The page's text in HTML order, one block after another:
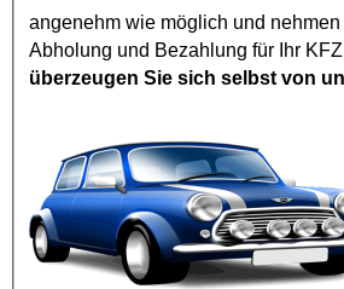
Abholung und Bezahlung für Ihr
überzeugen Sie sich selbst von